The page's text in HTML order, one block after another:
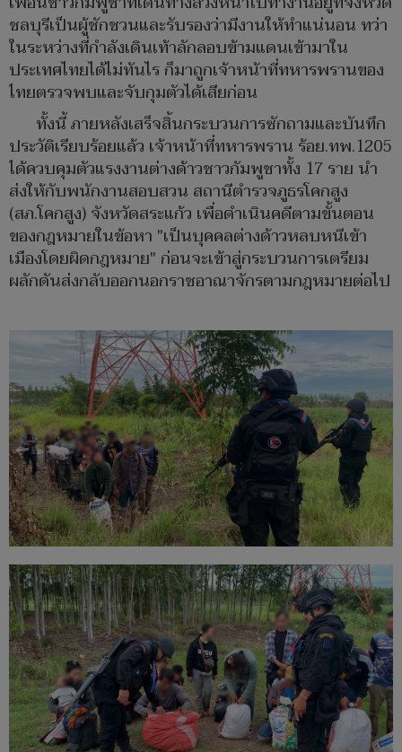
ชลบุรีเป็นผู้ชักชวนและรับรองว่ามีงานให้ทำแน่นอน ทว่า
ในระหว่างที่กำลังเดินเท้าลักลอบข้ามแดนเข้ามาใน
ประเทศไทยได้ไม่ทันไร ก็มาถูกเจ้าหน้าที่ทหารพรานของ
ไทยตรวจพบและจับกุมตัวได้เสียก่อน
ทั้งนี้ ภายหลังเสร็จสิ้นกระบวนการซักถามและบันทึก
ประวัติเรียบร้อยแล้ว เจ้าหน้าที่ทหารพราน ร้อย.ทพ.1205
ได้ควบคุมตัวแรงงานต่างด้าวชาวกัมพูชาทั้ง 17 ราย นำ
ส่งให้กับพนักงานสอบสวน สถานีตำรวจภูธรโคกสูง
(สภ.โคกสูง) จังหวัดสระแก้ว เพื่อดำเนินคดีตามขั้นตอน
ของกฎหมายในข้อหา "เป็นบุคคลต่างด้าวหลบหนีเข้า
เมืองโดยผิดกฎหมาย" ก่อนจะเข้าสู่กระบวนการเตรียม
ผลักดันส่งกลับออกนอกราชอาณาจักรตามกฎหมายต่อไป